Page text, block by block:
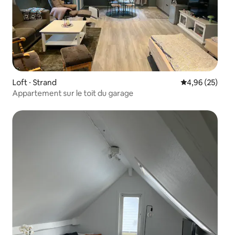
Loft ⋅ Strand Évaluation
4,96 (25)
Appartement sur le toit du garage